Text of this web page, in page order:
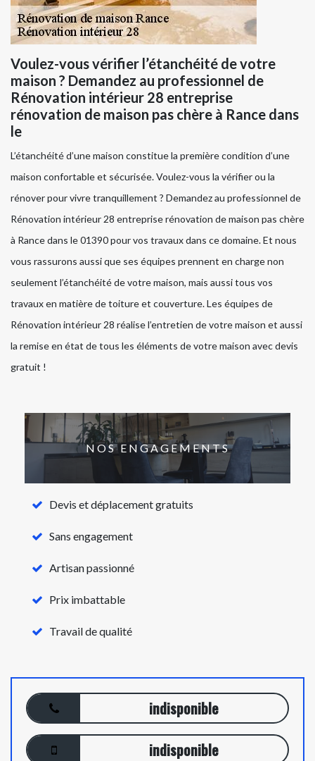
Voulez-vous vérifier l’étanchéité de votre
maison ? Demandez au professionnel de
Rénovation intérieur 28 entreprise
rénovation de maison pas chère à Rance dans
le
L’étanchéité d’une maison constitue la première condition d’une
maison confortable et sécurisée. Voulez-vous la vérifier ou la
rénover pour vivre tranquillement ? Demandez au professionnel de
Rénovation intérieur 28 entreprise rénovation de maison pas chère
à Rance dans le 01390 pour vos travaux dans ce domaine. Et nous
vous rassurons aussi que ses équipes prennent en charge non
seulement l’étanchéité de votre maison, mais aussi tous vos
travaux en matière de toiture et couverture. Les équipes de
Rénovation intérieur 28 réalise l’entretien de votre maison et aussi
la remise en état de tous les éléments de votre maison avec devis
gratuit !
NOS ENGAGEMENTS
Devis et déplacement gratuits
Sans engagement
Artisan passionné
Prix imbattable
Travail de qualité
indisponible
indisponible